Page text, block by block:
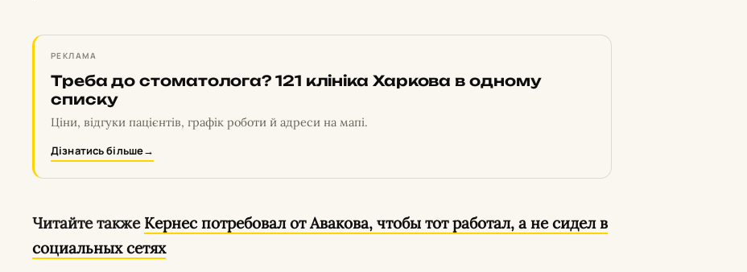
РЕКЛАМА
Треба до стоматолога? 121 клініка Харкова в одному
списку
Ціни, відгуки пацієнтів, графік роботи й адреси на мапі.
Дізнатись більше→
Читайте также Кернес потребовал от Авакова, чтобы тот работал, а не сидел в
социальных сетях